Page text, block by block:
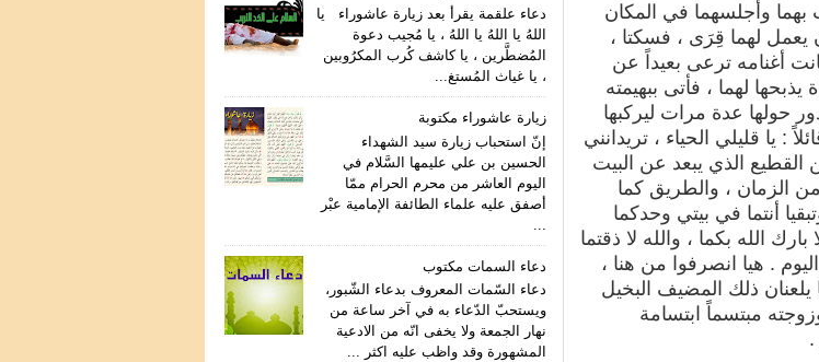
وأجلسهما في المكان
يعمل لهما قِرَى ، فسكتا ،
أغنامه ترعى بعيداً عن
يذبحها لهما ، فأتى ببهيمته
يلفّ ويدور حولها عدة مرات ليركبها
: يا قليلي الحياء ، تريدانني
القطيع الذي يبعد عن البيت
الزمان ، والطريق كما
أنتما في بيتي وحدكما
الله بكما ، والله لا ذقتما
. هيا انصرفوا من هنا ،
ذلك المضيف البخيل
مبتسماً ابتسامة
.
دعاء علقمة يقرأ بعد زيارة عاشوراء يا
اللهُ يا اللهُ يا اللهُ ، يا مُجيب دعوة
المُضطَّرين ، يا كاشف كُرب المكرُوبين
، يا غياث المُستغ...
زيارة عاشوراء مكتوبة
إنّ استحباب زيارة سيد الشهداء
الحسين بن علي عليمها السَّلام في
اليوم العاشر من محرم الحرام ممّا
أصفق عليه علماء الطائفة الإمامية عبْر
دعاء السمات مكتوب
دعاء السّمات المعروف بدعاء الشّبور،
ويستحبّ الدّعاء به في آخر ساعة من
نهار الجمعة ولا يخفى انّه من الادعية
المشهورة وقد واظب عليه اكثر ...